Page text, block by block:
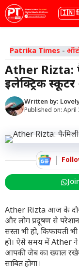
Skip
to
content
भाषा
Patrika Times -
Ather Rizta:
इलेक्ट्रिक
Written by:
Published on: April
Ather Rizta आज के
और लोग प्रदूषण से
सस्ता भी हो, किफायती
हो। ऐसे समय में Ather
आपकी जेब का ख्याल
साबित होगा।